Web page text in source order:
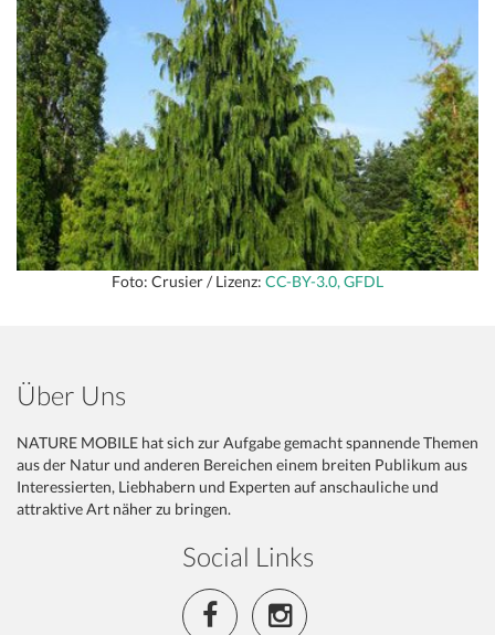
Foto: Crusier / Lizenz: CC-BY-3.0, GFDL
Über Uns
NATURE MOBILE hat sich zur Aufgabe gemacht spannende Themen
aus der Natur und anderen Bereichen einem breiten Publikum aus
Interessierten, Liebhabern und Experten auf anschauliche und
attraktive Art näher zu bringen.
Social Links